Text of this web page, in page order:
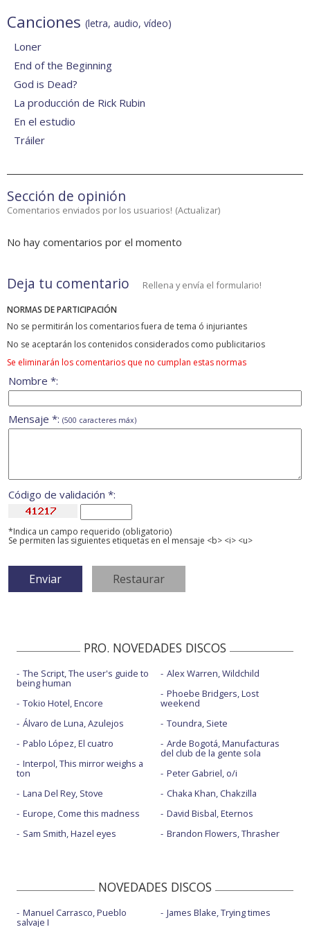
Canciones (letra, audio, vídeo)
Loner
End of the Beginning
God is Dead?
La producción de Rick Rubin
En el estudio
Tráiler
Sección de opinión
Comentarios enviados por los usuarios! (Actualizar)
No hay comentarios por el momento
Deja tu comentario Rellena y envía el formulario!
NORMAS DE PARTICIPACIÓN
No se permitirán los comentarios fuera de tema ó injuriantes
No se aceptarán los contenidos considerados como publicitarios
Se eliminarán los comentarios que no cumplan estas normas
Nombre *:
Mensaje *: (500 caracteres máx)
Código de validación *:
*Indica un campo requerido (obligatorio)
Se permiten las siguientes etiquetas en el mensaje <b> <i> <u>
PRO. NOVEDADES DISCOS
The Script, The user's guide to
being human
Tokio Hotel, Encore
Álvaro de Luna, Azulejos
Pablo López, El cuatro
Interpol, This mirror weighs a
ton
Lana Del Rey, Stove
Europe, Come this madness
Sam Smith, Hazel eyes
Alex Warren, Wildchild
Phoebe Bridgers, Lost
weekend
Toundra, Siete
Arde Bogotá, Manufacturas
del club de la gente sola
Peter Gabriel, o/i
Chaka Khan, Chakzilla
David Bisbal, Eternos
Brandon Flowers, Thrasher
NOVEDADES DISCOS
Manuel Carrasco, Pueblo
salvaje I
James Blake, Trying times